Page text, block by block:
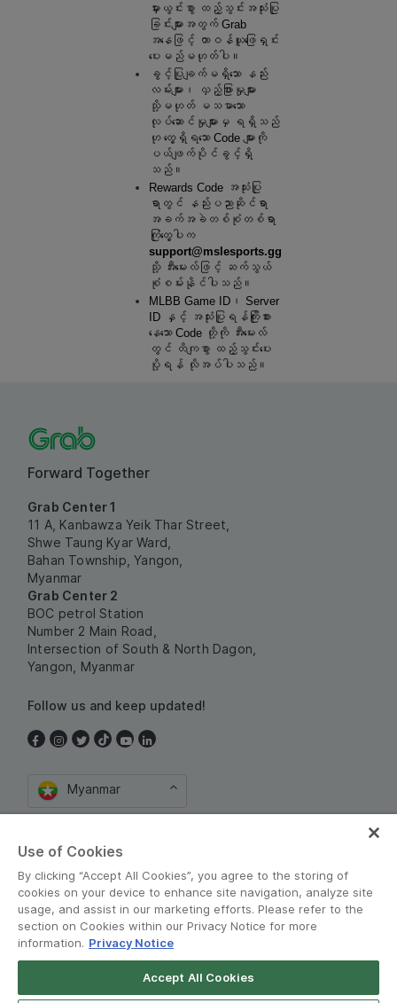
မှားယွင်းစွာ ထည့်သွင်းအသုံးပြု
ခြင်းများအတွက် Grab
အနေဖြင့် တာဝန်ယူဖြေရှင်း
ပေးမည်မဟုတ်ပါ။
ခွင့်ပြုချက်မရှိသော နည်း
လမ်းများ၊ လှည့်ဖြားမှုများ
သို့မဟုတ် မသမာသော
လုပ်ဆောင်မှုများမှ ရရှိသည်
ဟု တွေ့ရှိရသော Code များကို
ပယ်ဖျက်ပိုင်ခွင့်ရှိ
သည်။
Rewards Code အသုံးပြု
ရာတွင် နည်းပညာဆိုင်ရာ
အခက်အခဲတစ်စုံတစ်ရာ
ကြုံတွေ့ပါက
support@mslesports.gg
သို့ အီးမေးလ်ဖြင့် ဆက်သွယ်
စုံစမ်းနိုင်ပါသည်။
MLBB Game ID၊ Server
ID နှင့် အသုံးပြုရန်ကြိုးစား
နေသော Code တို့ကို အီးမေးလ်
တွင် တိကျစွာ ထည့်သွင်းပေး
ပို့ရန် လိုအပ်ပါသည်။
Forward Together
Grab Center 1
11 A, Kanbawza Yeik Thar Street,
Shwe Taung Kyar Ward,
Bahan Township, Yangon,
Myanmar
Grab Center 2
BOC petrol Station
Number 2 Main Road,
Intersection of South & North Dagon,
Yangon, Myanmar
Follow us and keep updated!
Myanmar
စည်းကမ်းသတ်မှတ်ချက်များနှင့် မူဝါဒမျာ
Use of Cookies
By clicking “Accept All Cookies”, you agree to the storing of
cookies on your device to enhance site navigation, analyze site
usage, and assist in our marketing efforts. Please refer to the
section on Cookies within our Privacy Notice for more
information. Privacy Notice
Accept All Cookies